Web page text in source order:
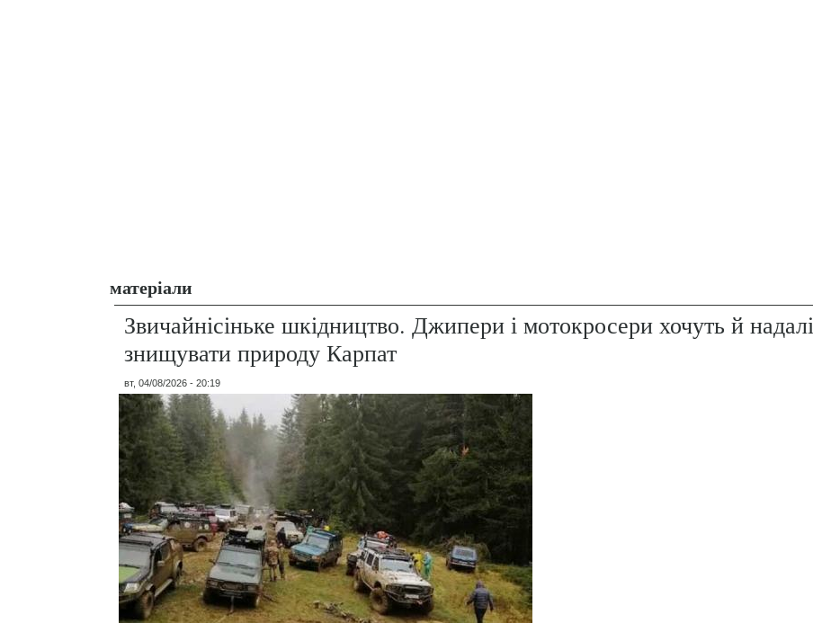
матеріали
Звичайнісіньке шкідництво. Джипери і мотокросери хочуть й надалі
знищувати природу Карпат
вт, 04/08/2026 - 20:19